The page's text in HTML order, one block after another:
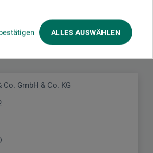
ALLES AUSWÄHLEN
Kontakt
die Kontaktdaten des Herstellers zu
diesem Produkt.
GmbH & Co. KG